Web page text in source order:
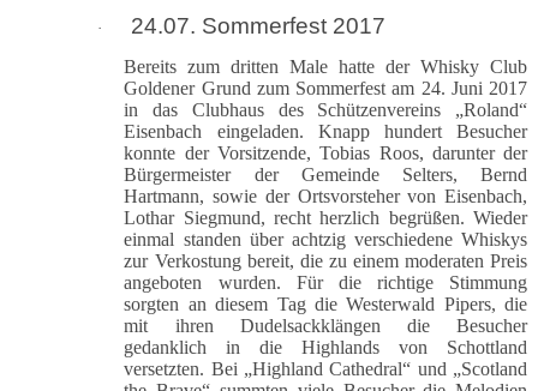
· 24.07. Sommerfest 2017
Bereits zum dritten Male hatte der Whisky Club
Goldener Grund zum Sommerfest am 24. Juni 2017
in das Clubhaus des Schützenvereins „Roland“
Eisenbach eingeladen. Knapp hundert Besucher
konnte der Vorsitzende, Tobias Roos, darunter der
Bürgermeister der Gemeinde Selters, Bernd
Hartmann, sowie der Ortsvorsteher von Eisenbach,
Lothar Siegmund, recht herzlich begrüßen. Wieder
einmal standen über achtzig verschiedene Whiskys
zur Verkostung bereit, die zu einem moderaten Preis
angeboten wurden. Für die richtige Stimmung
sorgten an diesem Tag die Westerwald Pipers, die
mit ihren Dudelsackklängen die Besucher
gedanklich in die Highlands von Schottland
versetzten. Bei „Highland Cathedral“ und „Scotland